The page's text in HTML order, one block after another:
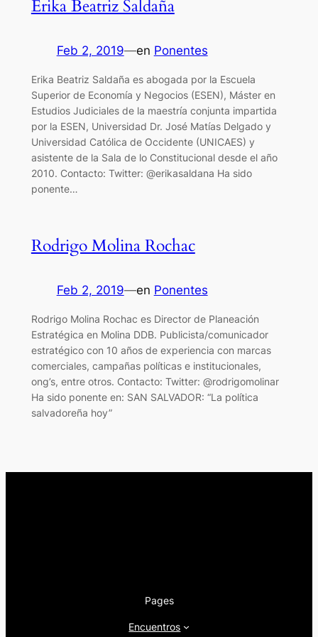
Erika Beatriz Saldaña
Feb 2, 2019—en Ponentes
Erika Beatriz Saldaña es abogada por la Escuela
Superior de Economía y Negocios (ESEN), Máster en
Estudios Judiciales de la maestría conjunta impartida
por la ESEN, Universidad Dr. José Matías Delgado y
Universidad Católica de Occidente (UNICAES) y
asistente de la Sala de lo Constitucional desde el año
2010. Contacto: Twitter: @erikasaldana Ha sido
ponente…
Rodrigo Molina Rochac
Feb 2, 2019—en Ponentes
Rodrigo Molina Rochac es Director de Planeación
Estratégica en Molina DDB. Publicista/comunicador
estratégico con 10 años de experiencia con marcas
comerciales, campañas políticas e institucionales,
ong’s, entre otros. Contacto: Twitter: @rodrigomolinar
Ha sido ponente en: SAN SALVADOR: “La política
salvadoreña hoy”
Pages
Encuentros